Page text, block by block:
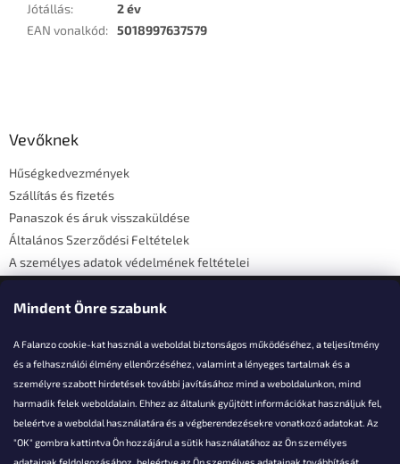
Mindent Önre szabunk
A Falanzo cookie-kat használ a weboldal biztonságos működéséhez, a teljesítmény
és a felhasználói élmény ellenőrzéséhez, valamint a lényeges tartalmak és a
személyre szabott hirdetések további javításához mind a weboldalunkon, mind
harmadik felek weboldalain. Ehhez az általunk gyűjtött információkat használjuk fel,
beleértve a weboldal használatára és a végberendezésekre vonatkozó adatokat. Az
"OK" gombra kattintva Ön hozzájárul a sütik használatához az Ön személyes
Jótállás:
2 év
EAN vonalkód: 5018997637579
Vevőknek
Hűségkedvezmények
Szállítás és fizetés
Panaszok és áruk visszaküldése
Általános Szerződési Feltételek
A személyes adatok védelmének feltételei
Elérhetőségi adatok
Akarsz kérdezni valamit?
info@falanzo.hu